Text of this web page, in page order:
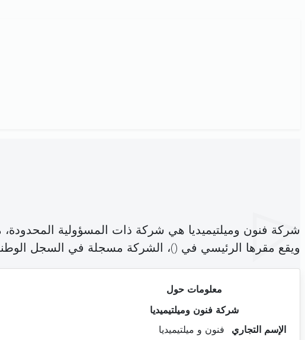
شركة فنون وميلتيميديا هي شركة ذات المسؤولية
ويقع مقرها الرئيسي في ()، الشركة مسجلة في السجل
معلومات حول
شركة فنون وميلتيميديا
الإسم التجاري
فنون و ميلتيميديا